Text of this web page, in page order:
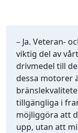
– Ja. Veteran-
viktig del av
drivmedel till
dessa motorer
tillgängliga i
möjliggöra att
upp, utan att